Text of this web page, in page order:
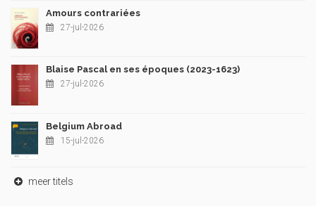
Amours contrariées
27-jul-2026
Blaise Pascal en ses époques (2023-1623)
27-jul-2026
Belgium Abroad
15-jul-2026
meer titels